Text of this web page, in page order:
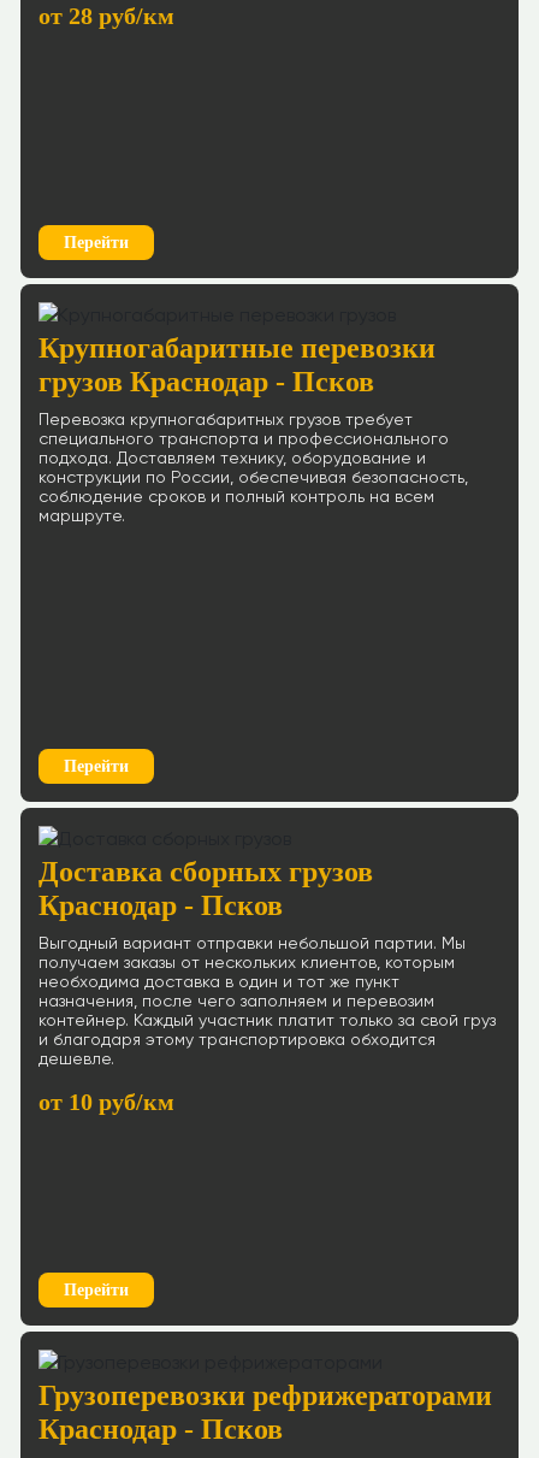
от 28 руб/км
Перейти
Крупногабаритные перевозки
грузов Краснодар - Псков
Перевозка крупногабаритных грузов требует
специального транспорта и профессионального
подхода. Доставляем технику, оборудование и
конструкции по России, обеспечивая безопасность,
соблюдение сроков и полный контроль на всем
маршруте.
Перейти
Доставка сборных грузов
Краснодар - Псков
Выгодный вариант отправки небольшой партии. Мы
получаем заказы от нескольких клиентов, которым
необходима доставка в один и тот же пункт
назначения, после чего заполняем и перевозим
контейнер. Каждый участник платит только за свой груз
и благодаря этому транспортировка обходится
дешевле.
от 10 руб/км
Перейти
Грузоперевозки рефрижераторами
Краснодар - Псков